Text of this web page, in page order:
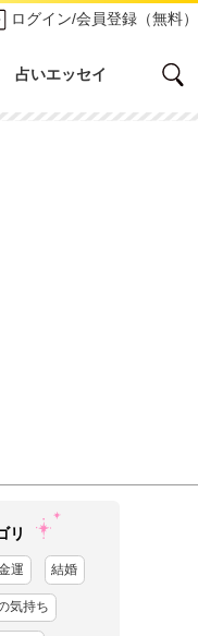
ログイン/会員登録（無料）
占いエッセイ
リ
運 結婚
気持ち